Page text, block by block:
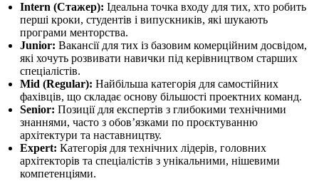
Intern (Стажер): Ідеальна точка входу для тих, хто робить
перші кроки, студентів і випускників, які шукають
програми менторства.
Junior: Вакансії для тих із базовим комерційним досвідом,
які хочуть розвивати навички під керівництвом старших
спеціалістів.
Mid (Regular): Найбільша категорія для самостійних
фахівців, що складає основу більшості проектних команд.
Senior: Позиції для експертів з глибокими технічними
знаннями, часто з обов’язками по проєктуванню
архітектури та наставництву.
Expert: Категорія для технічних лідерів, головних
архітекторів та спеціалістів з унікальними, нішевими
компетенціями.